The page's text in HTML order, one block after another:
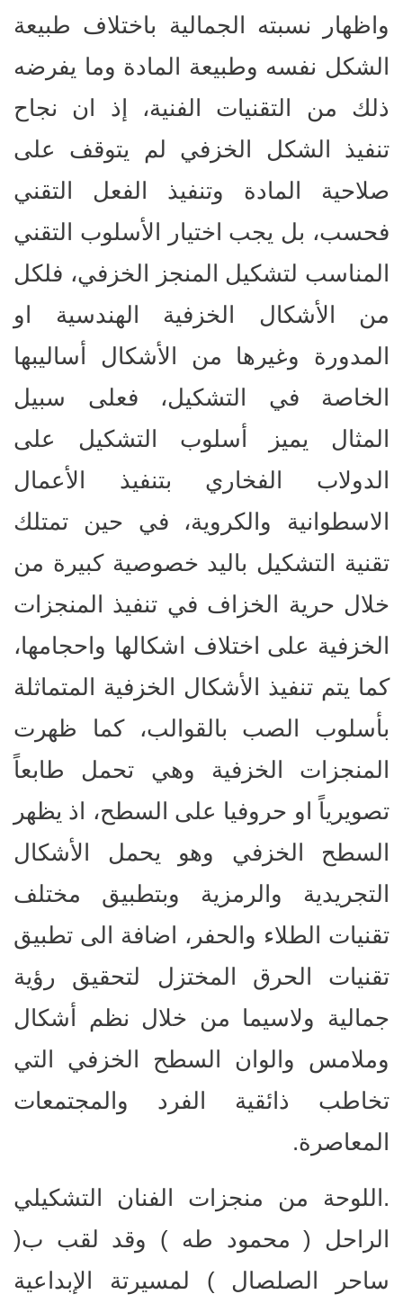
واظهار نسبته الجمالية باختلاف طبيعة
الشكل نفسه وطبيعة المادة وما يفرضه
ذلك من التقنيات الفنية، إذ ان نجاح
تنفيذ الشكل الخزفي لم يتوقف على
صلاحية المادة وتنفيذ الفعل التقني
فحسب، بل يجب اختيار الأسلوب التقني
المناسب لتشكيل المنجز الخزفي، فلكل
من الأشكال الخزفية الهندسية او
المدورة وغيرها من الأشكال أساليبها
الخاصة في التشكيل، فعلى سبيل
المثال يميز أسلوب التشكيل على
الدولاب الفخاري بتنفيذ الأعمال
الاسطوانية والكروية، في حين تمتلك
تقنية التشكيل باليد خصوصية كبيرة من
خلال حرية الخزاف في تنفيذ المنجزات
الخزفية على اختلاف اشكالها واحجامها،
كما يتم تنفيذ الأشكال الخزفية المتماثلة
بأسلوب الصب بالقوالب، كما ظهرت
المنجزات الخزفية وهي تحمل طابعاً
تصويرياً او حروفيا على السطح، اذ يظهر
السطح الخزفي وهو يحمل الأشكال
التجريدية والرمزية وبتطبيق مختلف
تقنيات الطلاء والحفر، اضافة الى تطبيق
تقنيات الحرق المختزل لتحقيق رؤية
جمالية ولاسيما من خلال نظم أشكال
وملامس والوان السطح الخزفي التي
تخاطب ذائقية الفرد والمجتمعات
المعاصرة.
.اللوحة من منجزات الفنان التشكيلي
الراحل ( محمود طه ) وقد لقب ب(
ساحر الصلصال ) لمسيرتة الإبداعية